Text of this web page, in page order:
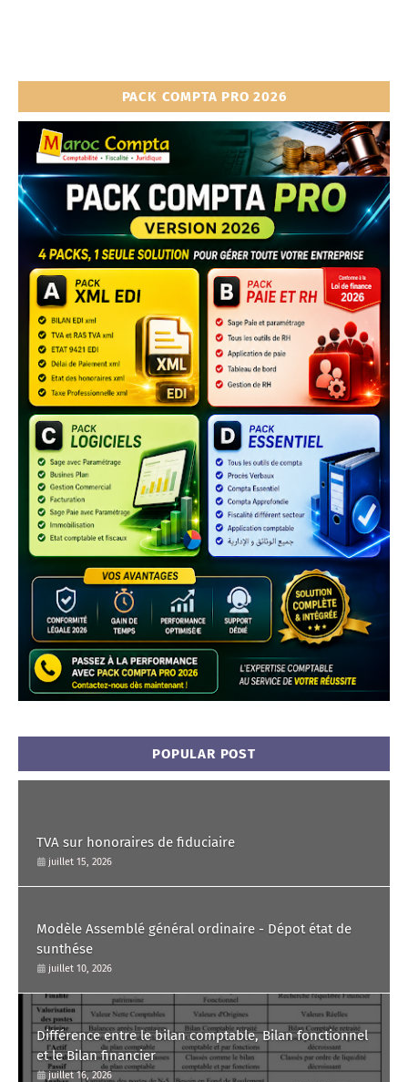
PACK COMPTA PRO 2026
POPULAR POST
TVA sur honoraires de fiduciaire
juillet 15, 2026
Modèle Assemblé général ordinaire - Dépot état de
sunthése
juillet 10, 2026
Différence entre le bilan comptable, Bilan fonctionnel
et le Bilan financier
juillet 16, 2026